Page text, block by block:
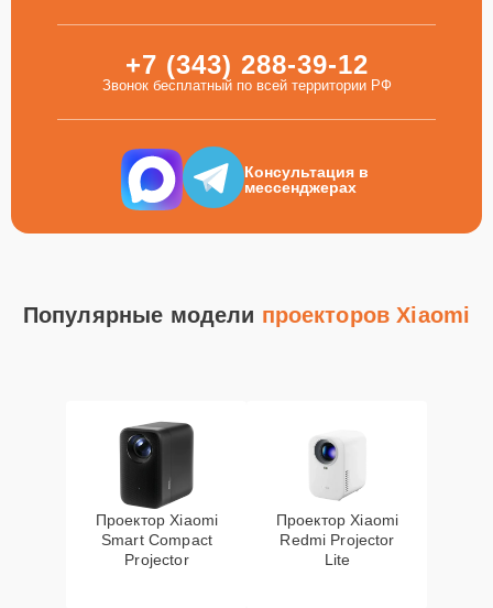
+7 (343) 288-39-12
Звонок бесплатный по всей территории РФ
Консультация в
мессенджерах
Популярные модели проекторов Xiaomi
Проектор Xiaomi
Smart Compact
Projector
Проектор Xiaomi
Redmi Projector
Lite